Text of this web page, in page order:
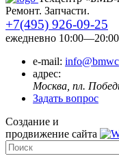
Ремонт. Запчасти.
+7(495) 926-09-25
ежедневно 10:00—20:00
e-mail:
адрес:
Москва, пл.
Задать вопрос
Создание и
продвижение сайта